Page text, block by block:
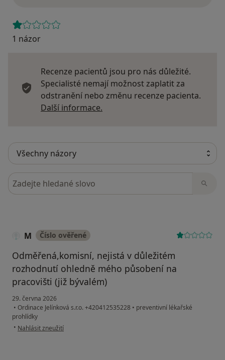
1 názor
Recenze pacientů jsou pro nás důležité.
Specialisté nemají možnost zaplatit za
odstranění nebo změnu recenze pacienta.
Další informace.
Hledejte v názorech
M Číslo ověřené
Odměřená,komisní, nejistá v důležitém
rozhodnutí ohledně mého působení na
pracovišti (již bývalém)
29. června 2026
• Ordinace Jelínková s.r.o. +420412535228 • preventivní lékařské
prohlídky
• podle názoru uživatele M
Nahlásit zneužití